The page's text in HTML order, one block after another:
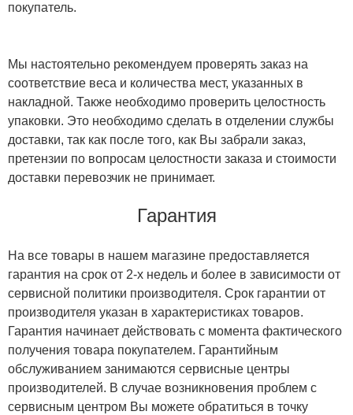
покупатель.
Мы настоятельно рекомендуем проверять заказ на
соответствие веса и количества мест, указанных в
накладной. Также необходимо проверить целостность
упаковки. Это необходимо сделать в отделении службы
доставки, так как после того, как Вы забрали заказ,
претензии по вопросам целостности заказа и стоимости
доставки перевозчик не принимает.
Гарантия
На все товары в нашем магазине предоставляется
гарантия на срок от 2-х недель и более в зависимости от
сервисной политики производителя. Срок гарантии от
производителя указан в характеристиках товаров.
Гарантия начинает действовать с момента фактического
получения товара покупателем. Гарантийным
обслуживанием занимаются сервисные центры
производителей. В случае возникновения проблем с
сервисным центром Вы можете обратиться в точку